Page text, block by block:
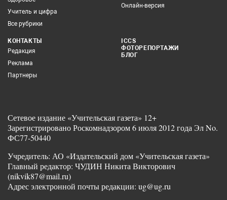
Учитель и цифра
Все рубрики
Онлайн-версия
КОНТАКТЫ
Редакция
Реклама
Партнеры
ICCS
ФОТОРЕПОРТАЖИ
БЛОГ
Сетевое издание «Учительская газета» 12+
Зарегистрировано Роскомнадзором 6 июля 2012 года Эл No.
ФС77-50440
Учредитель: АО «Издательский дом «Учительская газета»
Главный редактор: ЧУДИН Никита Викторович
(nikvik87@mail.ru)
Адрес электронной почты редакции: ug@ug.ru